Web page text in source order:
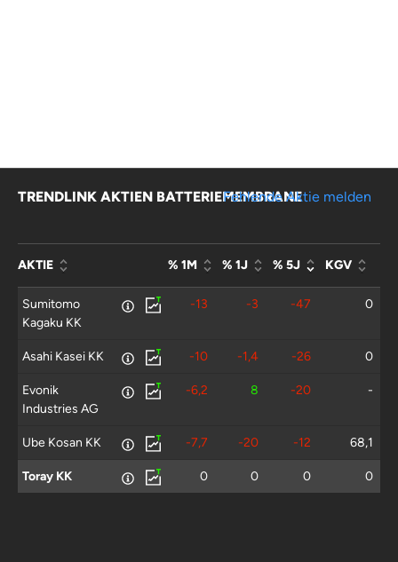
TRENDLINK AKTIEN BATTERIEMEMBRANE
Fehlende Aktie melden
AKTIE % 1M % 1J % 5J KGV
Sumitomo
Kagaku KK
-13 -3 -47 0
Asahi Kasei KK -10 -1,4 -26 0
Evonik
Industries AG
-6,2 8 -20 -
Ube Kosan KK -7,7 -20 -12 68,1
Toray KK 0 0 0 0